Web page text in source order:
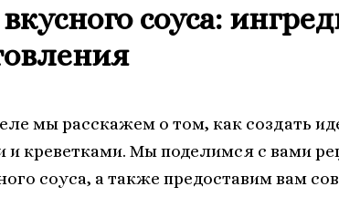
соуса:
мы расскажем о том, как создать
и креветками. Мы поделимся с вами
соуса, а также предоставим вам